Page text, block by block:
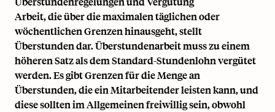
Arbeit, die über die maximalen täglichen oder
wöchentlichen Grenzen hinausgeht, stellt
Überstunden dar. Überstundenarbeit muss zu einem
höheren Satz als dem Standard-Stundenlohn vergütet
werden. Es gibt Grenzen für die Menge an
Überstunden, die ein Mitarbeitender leisten kann, und
diese sollten im Allgemeinen freiwillig sein, obwohl